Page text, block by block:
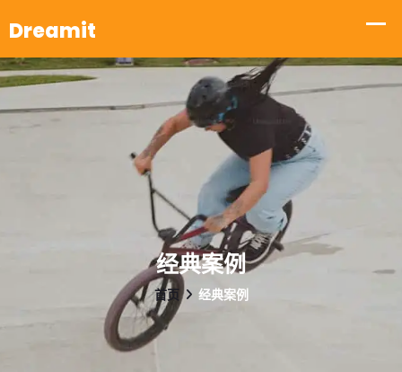
经典案例
首页 经典案例